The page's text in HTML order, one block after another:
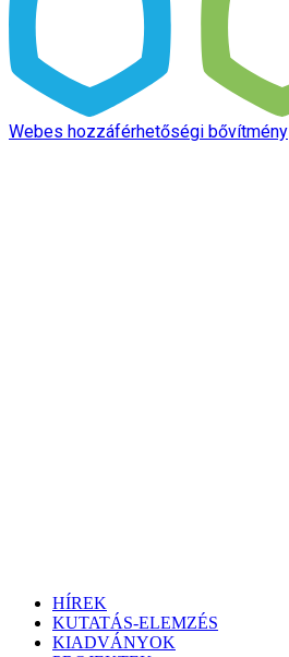
Webes hozzáférhetőségi bővítmény
HÍREK
KUTATÁS-ELEMZÉS
KIADVÁNYOK